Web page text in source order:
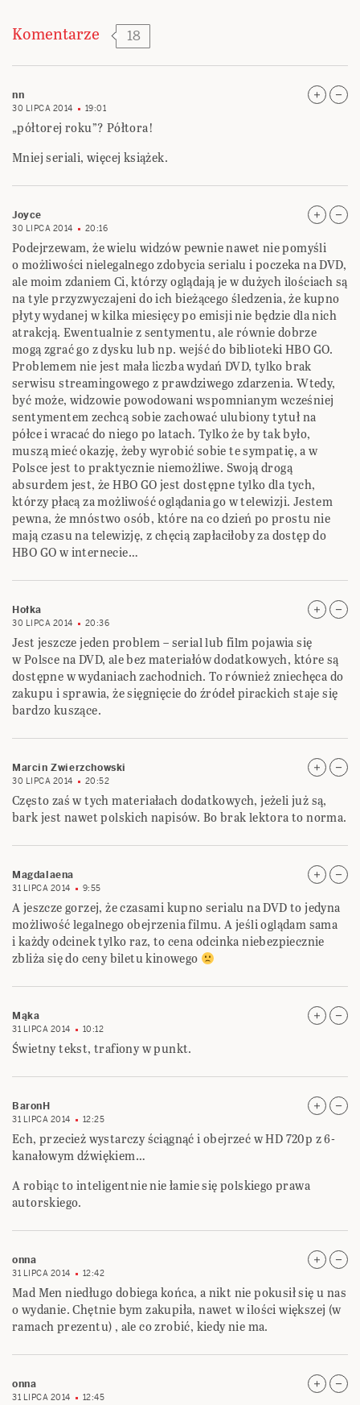
Komentarze 18
nn
30 LIPCA 2014 19:01
„półtorej roku”? Półtora!
Mniej seriali, więcej książek.
Joyce
30 LIPCA 2014 20:16
Podejrzewam, że wielu widzów pewnie nawet nie pomyśli
o możliwości nielegalnego zdobycia serialu i poczeka na DVD,
ale moim zdaniem Ci, którzy oglądają je w dużych ilościach są
na tyle przyzwyczajeni do ich bieżącego śledzenia, że kupno
płyty wydanej w kilka miesięcy po emisji nie będzie dla nich
atrakcją. Ewentualnie z sentymentu, ale równie dobrze
mogą zgrać go z dysku lub np. wejść do biblioteki HBO GO.
Problemem nie jest mała liczba wydań DVD, tylko brak
serwisu streamingowego z prawdziwego zdarzenia. Wtedy,
być może, widzowie powodowani wspomnianym wcześniej
sentymentem zechcą sobie zachować ulubiony tytuł na
półce i wracać do niego po latach. Tylko że by tak było,
muszą mieć okazję, żeby wyrobić sobie te sympatię, a w
Polsce jest to praktycznie niemożliwe. Swoją drogą
absurdem jest, że HBO GO jest dostępne tylko dla tych,
którzy płacą za możliwość oglądania go w telewizji. Jestem
pewna, że mnóstwo osób, które na co dzień po prostu nie
mają czasu na telewizję, z chęcią zapłaciłoby za dostęp do
HBO GO w internecie…
Hołka
30 LIPCA 2014 20:36
Jest jeszcze jeden problem – serial lub film pojawia się
w Polsce na DVD, ale bez materiałów dodatkowych, które są
dostępne w wydaniach zachodnich. To również zniechęca do
zakupu i sprawia, że sięgnięcie do źródeł pirackich staje się
bardzo kuszące.
Marcin Zwierzchowski
30 LIPCA 2014 20:52
Często zaś w tych materiałach dodatkowych, jeżeli już są,
bark jest nawet polskich napisów. Bo brak lektora to norma.
Magdalaena
31 LIPCA 2014 9:55
A jeszcze gorzej, że czasami kupno serialu na DVD to jedyna
możliwość legalnego obejrzenia filmu. A jeśli oglądam sama
i każdy odcinek tylko raz, to cena odcinka niebezpiecznie
zbliża się do ceny biletu kinowego
Mąka
31 LIPCA 2014 10:12
Świetny tekst, trafiony w punkt.
BaronH
31 LIPCA 2014 12:25
Ech, przecież wystarczy ściągnąć i obejrzeć w HD 720p z 6-
kanałowym dźwiękiem…
A robiąc to inteligentnie nie łamie się polskiego prawa
autorskiego.
onna
31 LIPCA 2014 12:42
Mad Men niedługo dobiega końca, a nikt nie pokusił się u nas
o wydanie. Chętnie bym zakupiła, nawet w ilości większej (w
ramach prezentu) , ale co zrobić, kiedy nie ma.
onna
31 LIPCA 2014 12:45